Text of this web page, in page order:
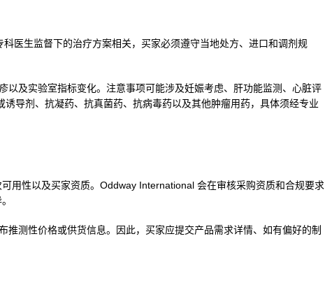
医生监督下的治疗方案相关，买家必须遵守当地处方、进口和调剂规
及实验室指标变化。注意事项可能涉及妊娠考虑、肝功能监测、心脏评
导剂、抗凝药、抗真菌药、抗病毒药以及其他肿瘤用药，具体须经专业
用性以及买家资质。Oddway International 会在审核采购资质和合规要求
测性价格或供货信息。因此，买家应提交产品需求详情、如有偏好的制